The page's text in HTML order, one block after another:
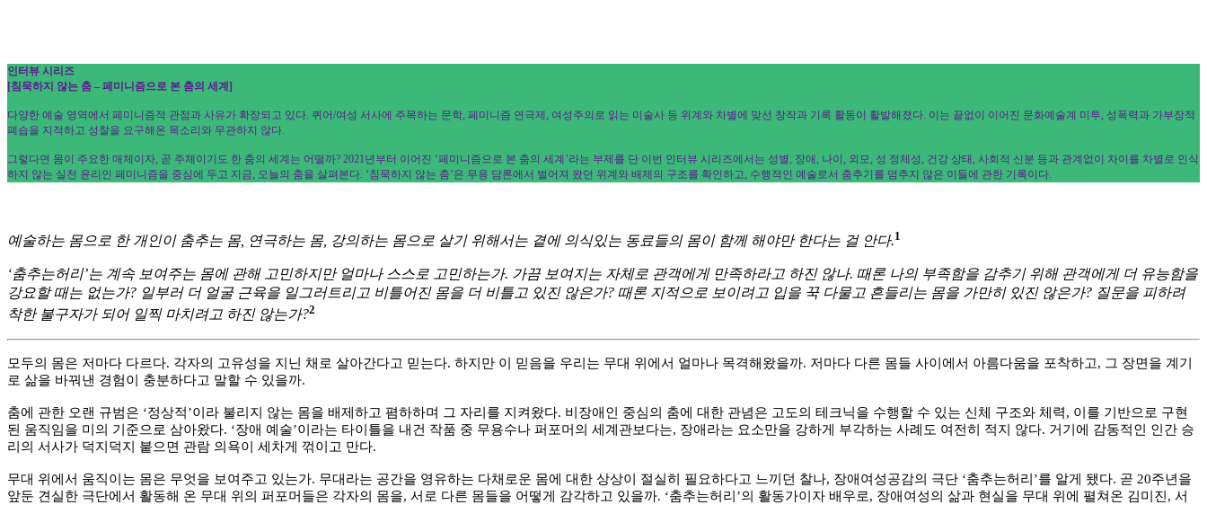
인터뷰 시리즈
[침묵하지 않는 춤 – 페미니즘으로 본 춤의 세계]
다양한 예술 영역에서 페미니즘적 관점과 사유가 확장되고 있다. 퀴어/여성 서사에 주목하는 문학, 페미니즘 연극제, 여성주의로 읽는 미술사 등 위계와 차별에 맞선 창작과 기록 활동이 활발해졌다. 이는 끝없이 이어진 문화예술계 미투, 성폭력과 가부장적
폐습을 지적하고 성찰을 요구해온 목소리와 무관하지 않다.
그렇다면 몸이 주요한 매체이자, 곧 주체이기도 한 춤의 세계는 어떨까? 2021년부터 이어진 ‘페미니즘으로 본 춤의 세계’라는 부제를 단 이번 인터뷰 시리즈에서는 성별, 장애, 나이, 외모, 성 정체성, 건강 상태, 사회적 신분 등과 관계없이 차이를 차별로 인식
하지 않는 실천 윤리인 페미니즘을 중심에 두고 지금, 오늘의 춤을 살펴본다. ‘침묵하지 않는 춤’은 무용 담론에서 벌어져 왔던 위계와 배제의 구조를 확인하고, 수행적인 예술로서 춤추기를 멈추지 않은 이들에 관한 기록이다.
예술하는 몸으로 한 개인이 춤추는 몸, 연극하는 몸, 강의하는 몸으로 살기 위해서는 곁에 의식있는 동료들의 몸이 함께 해야만 한다는 걸 안다.1
‘춤추는허리’는 계속 보여주는 몸에 관해 고민하지만 얼마나 스스로 고민하는가. 가끔 보여지는 자체로 관객에게 만족하라고 하진 않나. 때론 나의 부족함을 감추기 위해 관객에게 더 유능함을
강요할 때는 없는가? 일부러 더 얼굴 근육을 일그러트리고 비틀어진 몸을 더 비틀고 있진 않은가? 때론 지적으로 보이려고 입을 꾹 다물고 흔들리는 몸을 가만히 있진 않은가? 질문을 피하려
착한 불구자가 되어 일찍 마치려고 하진 않는가?2
모두의 몸은 저마다 다르다. 각자의 고유성을 지닌 채로 살아간다고 믿는다. 하지만 이 믿음을 우리는 무대 위에서 얼마나 목격해왔을까. 저마다 다른 몸들 사이에서 아름다움을 포착하고, 그 장면을 계기
로 삶을 바꿔낸 경험이 충분하다고 말할 수 있을까.
춤에 관한 오랜 규범은 ‘정상적’이라 불리지 않는 몸을 배제하고 폄하하며 그 자리를 지켜왔다. 비장애인 중심의 춤에 대한 관념은 고도의 테크닉을 수행할 수 있는 신체 구조와 체력, 이를 기반으로 구현
된 움직임을 미의 기준으로 삼아왔다. ‘장애 예술’이라는 타이틀을 내건 작품 중 무용수나 퍼포머의 세계관보다는, 장애라는 요소만을 강하게 부각하는 사례도 여전히 적지 않다. 거기에 감동적인 인간 승
리의 서사가 덕지덕지 붙으면 관람 의욕이 세차게 꺾이고 만다.
무대 위에서 움직이는 몸은 무엇을 보여주고 있는가. 무대라는 공간을 영유하는 다채로운 몸에 대한 상상이 절실히 필요하다고 느끼던 찰나, 장애여성공감의 극단 ‘춤추는허리’를 알게 됐다. 곧 20주년을
앞둔 견실한 극단에서 활동해 온 무대 위의 퍼포머들은 각자의 몸을, 서로 다른 몸들을 어떻게 감각하고 있을까. ‘춤추는허리’의 활동가이자 배우로, 장애여성의 삶과 현실을 무대 위에 펼쳐온 김미진, 서